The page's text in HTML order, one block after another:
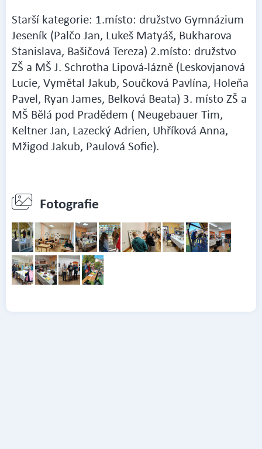
Starší kategorie: 1.místo: družstvo Gymnázium
Jeseník (Palčo Jan, Lukeš Matyáš, Bukharova
Stanislava, Bašičová Tereza) 2.místo: družstvo
ZŠ a MŠ J. Schrotha Lipová-lázně (Leskovjanová
Lucie, Vymětal Jakub, Součková Pavlína, Holeňa
Pavel, Ryan James, Belková Beata) 3. místo ZŠ a
MŠ Bělá pod Pradědem ( Neugebauer Tim,
Keltner Jan, Lazecký Adrien, Uhříková Anna,
Mžigod Jakub, Paulová Sofie).
Fotografie